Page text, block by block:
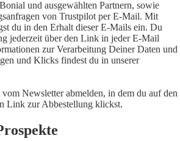
und ausgewählten Partnern, sowie
von Trustpilot per E-Mail. Mit
du in den Erhalt dieser E-Mails ein. Du
jederzeit über den Link in jeder E-Mail
zur Verarbeitung Deiner Daten und
und Klicks findest du in unserer
Newsletter abmelden, in dem du auf den
Link zur Abbestellung klickst.